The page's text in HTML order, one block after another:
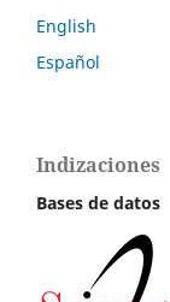
English
Español
Indizaciones
Bases de datos